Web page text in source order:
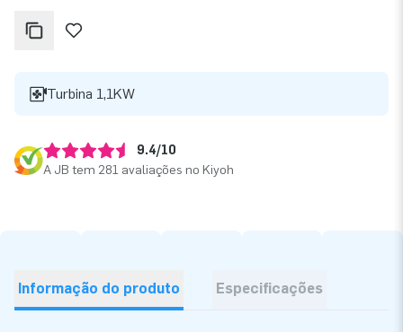
Turbina 1,1KW
9.4/10
A JB tem 281 avaliações no Kiyoh
Informação do produto Especificações